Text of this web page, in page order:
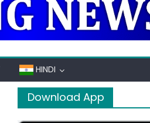
HINDI
Download App